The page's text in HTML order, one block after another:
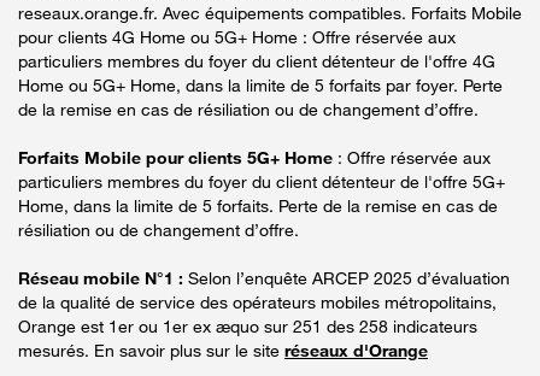
reseaux.orange.fr. Avec équipements compatibles. Forfaits Mobile
pour clients 4G Home ou 5G+ Home : Offre réservée aux
particuliers membres du foyer du client détenteur de l'offre 4G
Home ou 5G+ Home, dans la limite de 5 forfaits par foyer. Perte
de la remise en cas de résiliation ou de changement d’offre.
Forfaits Mobile pour clients 5G+ Home : Offre réservée aux
particuliers membres du foyer du client détenteur de l'offre 5G+
Home, dans la limite de 5 forfaits. Perte de la remise en cas de
résiliation ou de changement d’offre.
Réseau mobile N°1 : Selon l’enquête ARCEP 2025 d’évaluation
de la qualité de service des opérateurs mobiles métropolitains,
Orange est 1er ou 1er ex æquo sur 251 des 258 indicateurs
mesurés. En savoir plus sur le site réseaux d'Orange